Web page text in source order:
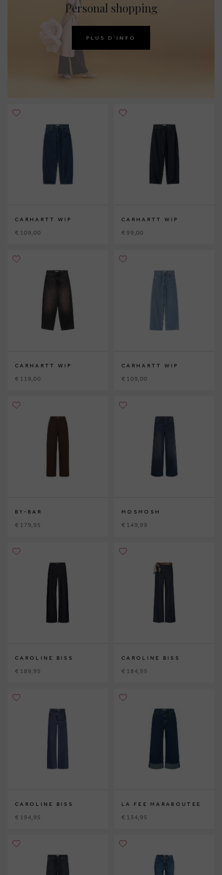
Personal shopping
PLUS D'INFO
CARHARTT WIP
€ 109,00
CARHARTT WIP
€ 99,00
CARHARTT WIP
€ 119,00
CARHARTT WIP
€ 109,00
BY-BAR
€ 179,95
MOSMOSH
€ 149,99
CAROLINE BISS
€ 189,95
CAROLINE BISS
€ 184,95
CAROLINE BISS
€ 194,95
LA FEE MARABOUTEE
€ 134,95